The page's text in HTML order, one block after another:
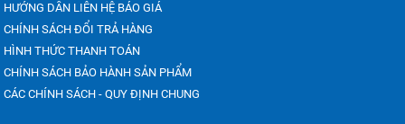
HƯỚNG DẪN LIÊN HỆ BÁO GIÁ
CHÍNH SÁCH ĐỔI TRẢ HÀNG
HÌNH THỨC THANH TOÁN
CHÍNH SÁCH BẢO HÀNH SẢN PHẨM
CÁC CHÍNH SÁCH - QUY ĐỊNH CHUNG